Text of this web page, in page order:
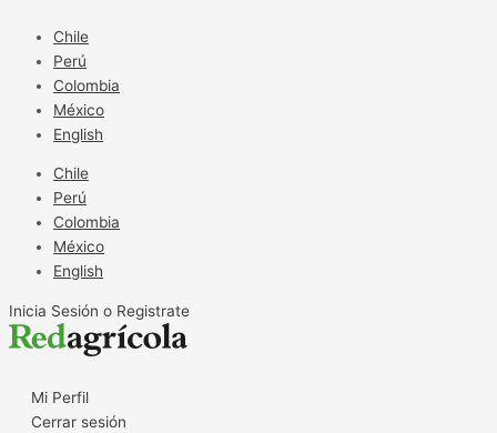
contenido
Chile
Perú
Colombia
México
English
Chile
Perú
Colombia
México
English
Inicia Sesión o Registrate
Mi Perfil
Cerrar sesión